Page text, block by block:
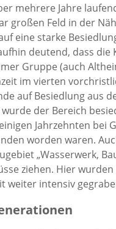
mehrere Jahre
großen Feld in der
eine starke
deutend, dass die
Gruppe (auch
im vierten
auf Besiedlung aus
der Bereich
Jahrzehnten bei
worden waren.
„Wasserwerk,
ziehen. Hier
weiter intensiv